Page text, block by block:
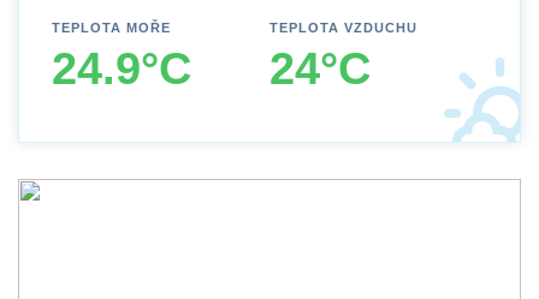
TEPLOTA MOŘE
24.9°C
TEPLOTA VZDUCHU
24°C